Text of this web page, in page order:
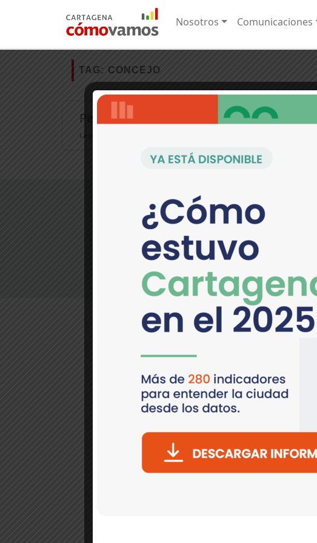
Nosotros Comunicaciones
TAG: CONCEJO
Percepción de la gestión pública en
La gestión pública corresponde al logro de los objetivos trazados en los
>Contáctanos:
Pie del Cerro, Cl. 30 No. 17-36
(Periódico El Universal) Cartagena, Colombia.
(5) 649 9090 EXT. 274
comunicaciones@cartagenacomovamos.org